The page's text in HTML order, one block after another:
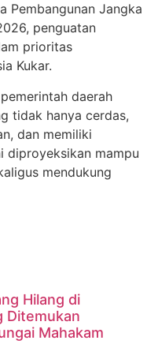
Pembangunan Jangka
penguatan
prioritas
Kukar.
daerah
tidak hanya cerdas,
dan memiliki
diproyeksikan mampu
mendukung
Hilang di
Ditemukan
Mahakam